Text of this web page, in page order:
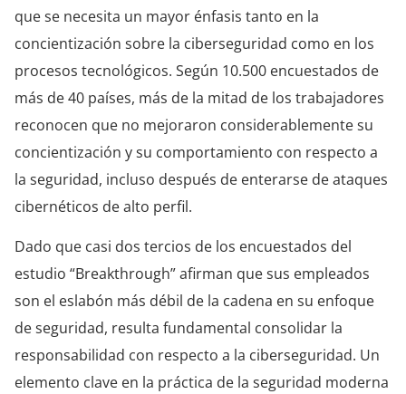
que se necesita un mayor énfasis tanto en la
concientización sobre la ciberseguridad como en los
procesos tecnológicos. Según 10.500 encuestados de
más de 40 países, más de la mitad de los trabajadores
reconocen que no mejoraron considerablemente su
concientización y su comportamiento con respecto a
la seguridad, incluso después de enterarse de ataques
cibernéticos de alto perfil.
Dado que casi dos tercios de los encuestados del
estudio “Breakthrough” afirman que sus empleados
son el eslabón más débil de la cadena en su enfoque
de seguridad, resulta fundamental consolidar la
responsabilidad con respecto a la ciberseguridad. Un
elemento clave en la práctica de la seguridad moderna